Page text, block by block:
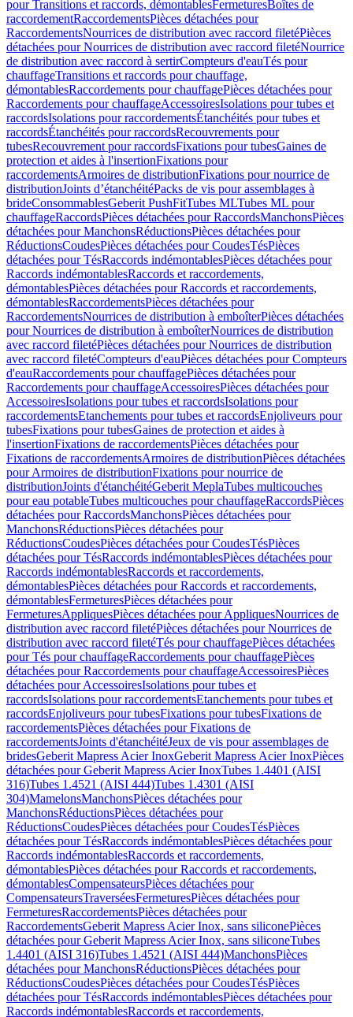
pour Transitions et raccords, démontablesFermeturesBoîtes de
raccordementRaccordementsPièces détachées pour
RaccordementsNourrices de distribution avec raccord filetéPièces
détachées pour Nourrices de distribution avec raccord filetéNourrice
de distribution avec raccord à sertirCompteurs d'eauTés pour
chauffageTransitions et raccords pour chauffage,
démontablesRaccordements pour chauffagePièces détachées pour
Raccordements pour chauffageAccessoiresIsolations pour tubes et
raccordsIsolations pour raccordementsÉtanchéités pour tubes et
raccordsÉtanchéités pour raccordsRecouvrements pour
tubesRecouvrement pour raccordsFixations pour tubesGaines de
protection et aides à l'insertionFixations pour
raccordementsArmoires de distributionFixations pour nourrice de
distributionJoints d’étanchéitéPacks de vis pour assemblages à
brideConsommablesGeberit PushFitTubes MLTubes ML pour
chauffageRaccordsPièces détachées pour RaccordsManchonsPièces
détachées pour ManchonsRéductionsPièces détachées pour
RéductionsCoudesPièces détachées pour CoudesTésPièces
détachées pour TésRaccords indémontablesPièces détachées pour
Raccords indémontablesRaccords et raccordements,
démontablesPièces détachées pour Raccords et raccordements,
démontablesRaccordementsPièces détachées pour
RaccordementsNourrices de distribution à emboîterPièces détachées
pour Nourrices de distribution à emboîterNourrices de distribution
avec raccord filetéPièces détachées pour Nourrices de distribution
avec raccord filetéCompteurs d'eauPièces détachées pour Compteurs
d'eauRaccordements pour chauffagePièces détachées pour
Raccordements pour chauffageAccessoiresPièces détachées pour
AccessoiresIsolations pour tubes et raccordsIsolations pour
raccordementsEtanchements pour tubes et raccordsEnjoliveurs pour
tubesFixations pour tubesGaines de protection et aides à
l'insertionFixations de raccordementsPièces détachées pour
Fixations de raccordementsArmoires de distributionPièces détachées
pour Armoires de distributionFixations pour nourrice de
distributionJoints d'étanchéitéGeberit MeplaTubes multicouches
pour eau potableTubes multicouches pour chauffageRaccordsPièces
détachées pour RaccordsManchonsPièces détachées pour
ManchonsRéductionsPièces détachées pour
RéductionsCoudesPièces détachées pour CoudesTésPièces
détachées pour TésRaccords indémontablesPièces détachées pour
Raccords indémontablesRaccords et raccordements,
démontablesPièces détachées pour Raccords et raccordements,
démontablesFermeturesPièces détachées pour
FermeturesAppliquesPièces détachées pour AppliquesNourrices de
distribution avec raccord filetéPièces détachées pour Nourrices de
distribution avec raccord filetéTés pour chauffagePièces détachées
pour Tés pour chauffageRaccordements pour chauffagePièces
détachées pour Raccordements pour chauffageAccessoiresPièces
détachées pour AccessoiresIsolations pour tubes et
raccordsIsolations pour raccordementsEtanchements pour tubes et
raccordsEnjoliveurs pour tubesFixations pour tubesFixations de
raccordementsPièces détachées pour Fixations de
raccordementsJoints d'étanchéitéJeux de vis pour assemblages de
bridesGeberit Mapress Acier InoxGeberit Mapress Acier InoxPièces
détachées pour Geberit Mapress Acier InoxTubes 1.4401 (AISI
316)Tubes 1.4521 (AISI 444)Tubes 1.4301 (AISI
304)MamelonsManchonsPièces détachées pour
ManchonsRéductionsPièces détachées pour
RéductionsCoudesPièces détachées pour CoudesTésPièces
détachées pour TésRaccords indémontablesPièces détachées pour
Raccords indémontablesRaccords et raccordements,
démontablesPièces détachées pour Raccords et raccordements,
démontablesCompensateursPièces détachées pour
CompensateursTraverséesFermeturesPièces détachées pour
FermeturesRaccordementsPièces détachées pour
RaccordementsGeberit Mapress Acier Inox, sans siliconePièces
détachées pour Geberit Mapress Acier Inox, sans siliconeTubes
1.4401 (AISI 316)Tubes 1.4521 (AISI 444)ManchonsPièces
détachées pour ManchonsRéductionsPièces détachées pour
RéductionsCoudesPièces détachées pour CoudesTésPièces
détachées pour TésRaccords indémontablesPièces détachées pour
Raccords indémontablesRaccords et raccordements,